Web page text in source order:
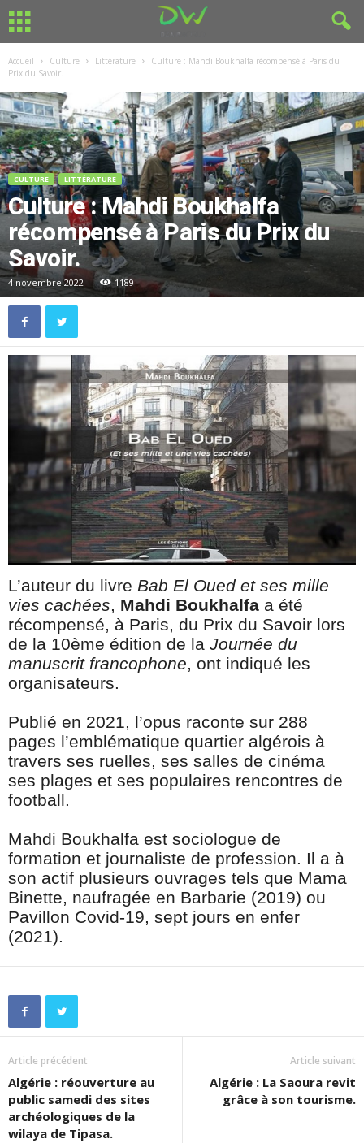
Accueil Culture Littérature
Culture : Mahdi Boukhalfa récompensé à Paris du
Prix du Savoir.
CULTURE LITTÉRATURE
Culture : Mahdi Boukhalfa
récompensé à Paris du Prix du
Savoir.
4 novembre 2022 1189
L’auteur du livre Bab El Oued et ses mille
vies cachées, Mahdi Boukhalfa a été
récompensé, à Paris, du Prix du Savoir lors
de la 10ème édition de la Journée du
manuscrit francophone, ont indiqué les
organisateurs.
Publié en 2021, l’opus raconte sur 288
pages l’emblématique quartier algérois à
travers ses ruelles, ses salles de cinéma
ses plages et ses populaires rencontres de
football.
Mahdi Boukhalfa est sociologue de
formation et journaliste de profession. Il a à
son actif plusieurs ouvrages tels que Mama
Binette, naufragée en Barbarie (2019) ou
Pavillon Covid-19, sept jours en enfer
(2021).
Article précédent
Algérie : réouverture au
public samedi des sites
archéologiques de la
wilaya de Tipasa.
Article suivant
Algérie : La Saoura revit
grâce à son tourisme.